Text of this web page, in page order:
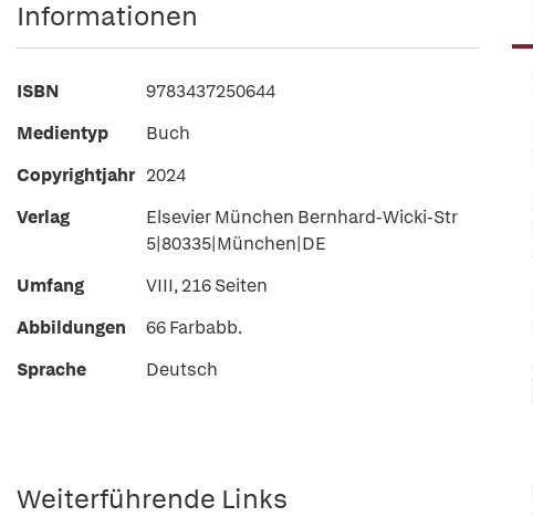
Informationen
ISBN
9783437250644
Medientyp
Buch
Copyrightjahr 2024
Verlag
Elsevier München Bernhard-Wicki-Str
5|80335|München|DE
Umfang
VIII, 216 Seiten
Abbildungen
66 Farbabb.
Sprache
Deutsch
Weiterführende Links